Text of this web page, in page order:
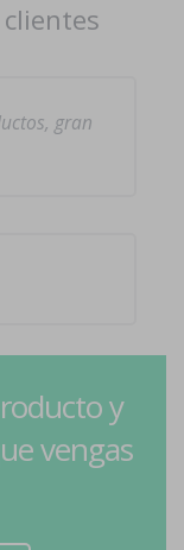
gran
y
vengas